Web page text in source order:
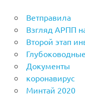
Ветправила
Взгляд АРПП
Второй этап
Документы
коронавирус
Минтай 2020